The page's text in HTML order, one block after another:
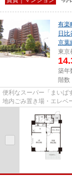
有楽
日比
京葉
東京
築年
階数
便利なスーパー「まいば
地内ごみ置き場・エレベ
近くにあり、移動範囲も